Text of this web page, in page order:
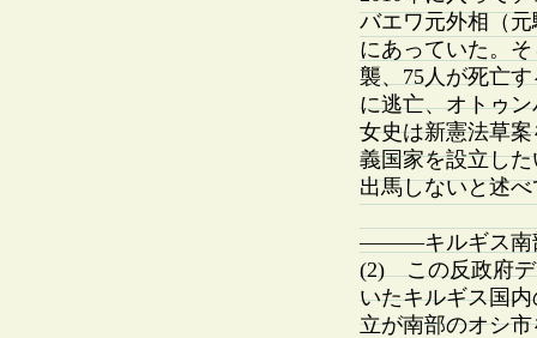
バエワ元外相（
にあっていた。
襲、75人が死亡
に逃亡、オトゥ
女史は新憲法草
義国家を設立し
出馬しないと述
———キルギス南
(2) この反政府デ
いたキルギス国
立が南部のオシ